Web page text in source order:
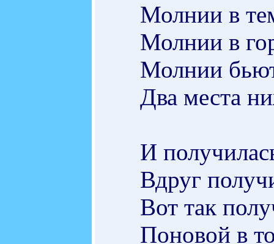
Молнии в
Молнии в
Молнии
Два места
И
Вдруг
Вот так
Поновой в